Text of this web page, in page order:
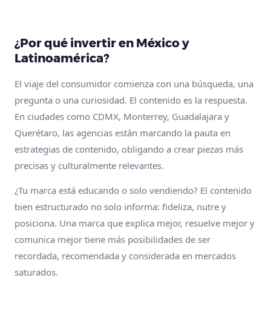
¿Por qué invertir en México y
Latinoamérica?
El viaje del consumidor comienza con una búsqueda, una
pregunta o una curiosidad. El contenido es la respuesta.
En ciudades como CDMX, Monterrey, Guadalajara y
Querétaro, las agencias están marcando la pauta en
estrategias de contenido, obligando a crear piezas más
precisas y culturalmente relevantes.
¿Tu marca está educando o solo vendiendo? El contenido
bien estructurado no solo informa: fideliza, nutre y
posiciona. Una marca que explica mejor, resuelve mejor y
comunica mejor tiene más posibilidades de ser
recordada, recomendada y considerada en mercados
saturados.